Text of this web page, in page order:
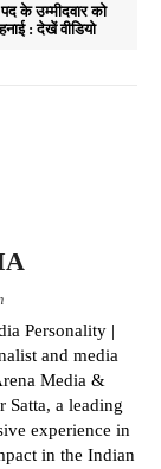
के उम्मीदवार को
: देखें वीडियो
Personality |
and media
Media &
Satta, a leading
experience in
in the Indian